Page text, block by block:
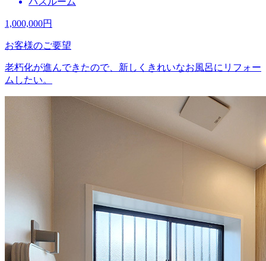
1,000,000円
お客様のご要望
老朽化が進んできたので、新しくきれいなお風呂にリフォー
ムしたい。